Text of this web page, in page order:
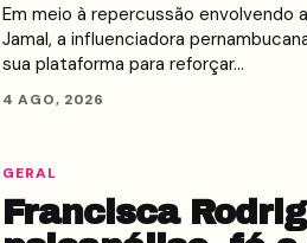
Em meio à repercussão envolvendo
Jamal, a influenciadora
sua plataforma para reforçar…
4 AGO, 2026
GERAL
Francisca